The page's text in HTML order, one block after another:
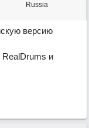
Russia
версию
RealDrums и